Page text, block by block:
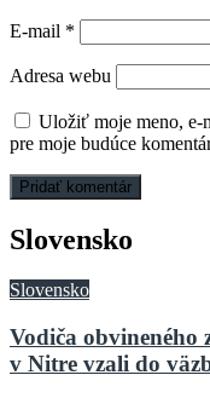
E-mail *
Adresa webu
Uložiť moje meno, e-
pre moje budúce
Slovensko
Slovensko
Vodiča obvineného
v Nitre vzali do